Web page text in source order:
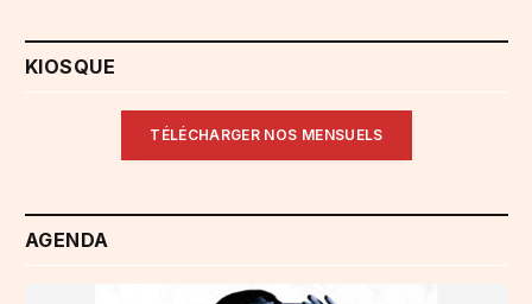
KIOSQUE
TÉLÉCHARGER NOS MENSUELS
AGENDA